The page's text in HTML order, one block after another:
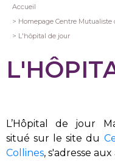
Fil
d'Ariane
Accueil
Homepage Centre Mutualiste
L'hôpital de jour
L’Hôpital de jour
situé sur le site du
Collines, s'adresse